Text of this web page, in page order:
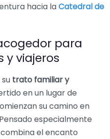
hacia laCatedral de
para
y viajeros
trato familiar y
en un lugar de
su camino en
especialmente
combina el encanto